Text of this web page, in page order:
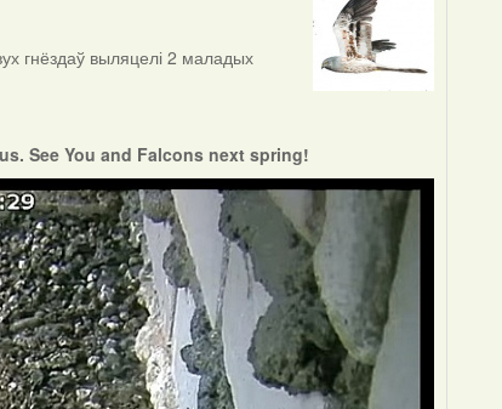
гнёздаў выляцелі 2 маладых
See You and Falcons next spring!